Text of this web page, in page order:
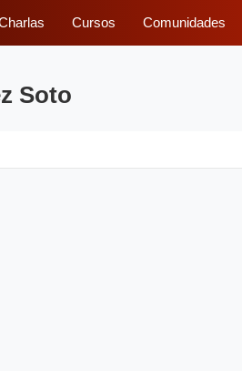
Cursos Comunidades
Soto